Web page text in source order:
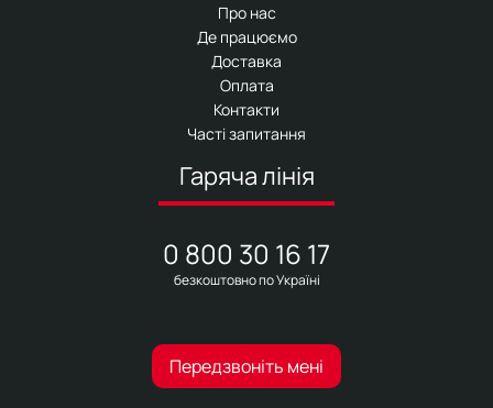
Про нас
Де працюємо
Доставка
Оплата
Контакти
Часті запитання
Гаряча лінія
0 800 30 16 17
безкоштовно по Україні
Передзвоніть мені